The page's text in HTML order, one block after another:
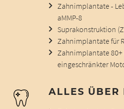
Zahnimplantate -
aMMP-8
Suprakonstruktion
Zahnimplantate für
Zahnimplantate
eingeschränkter
ALLES ÜBER